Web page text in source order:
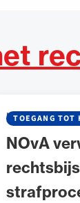
NOvA
TOEGANG TOT
NIEUWS•27